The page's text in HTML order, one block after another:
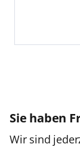
Sie haben
Wir sind